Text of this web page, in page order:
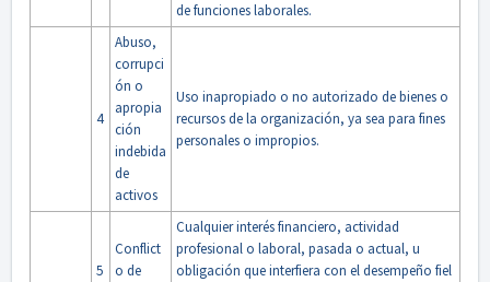
de funciones laborales.
4
Abuso,
corrupci
ón o
apropia
ción
indebida
de
activos
Uso inapropiado o no autorizado de bienes o
recursos de la organización, ya sea para fines
personales o impropios.
5
Conflict
o de
Cualquier interés financiero, actividad
profesional o laboral, pasada o actual, u
obligación que interfiera con el desempeño fiel